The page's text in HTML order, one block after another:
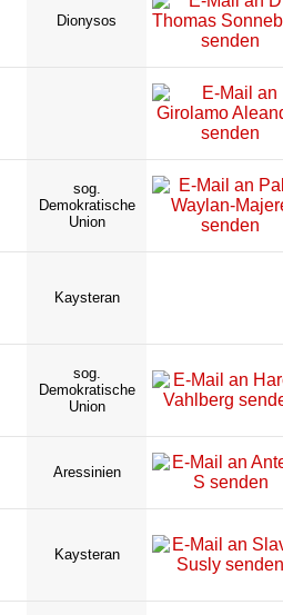
Dionysos
sog.
Demokratische
Union
Kaysteran
sog.
Demokratische
Union
Aressinien
Kaysteran